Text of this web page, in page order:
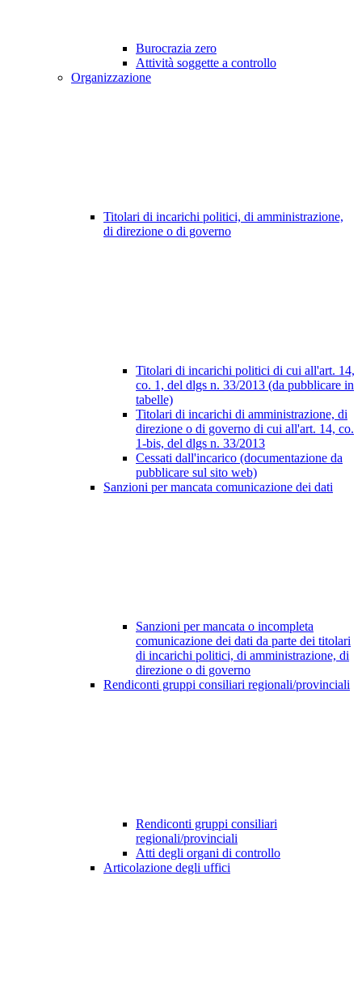
Burocrazia zero
Attività soggette a controllo
Organizzazione
Titolari di incarichi politici, di amministrazione,
di direzione o di governo
Titolari di incarichi politici di cui all'art. 14,
co. 1, del dlgs n. 33/2013 (da pubblicare in
tabelle)
Titolari di incarichi di amministrazione, di
direzione o di governo di cui all'art. 14, co.
1-bis, del dlgs n. 33/2013
Cessati dall'incarico (documentazione da
pubblicare sul sito web)
Sanzioni per mancata comunicazione dei dati
Sanzioni per mancata o incompleta
comunicazione dei dati da parte dei titolari
di incarichi politici, di amministrazione, di
direzione o di governo
Rendiconti gruppi consiliari regionali/provinciali
Rendiconti gruppi consiliari
regionali/provinciali
Atti degli organi di controllo
Articolazione degli uffici